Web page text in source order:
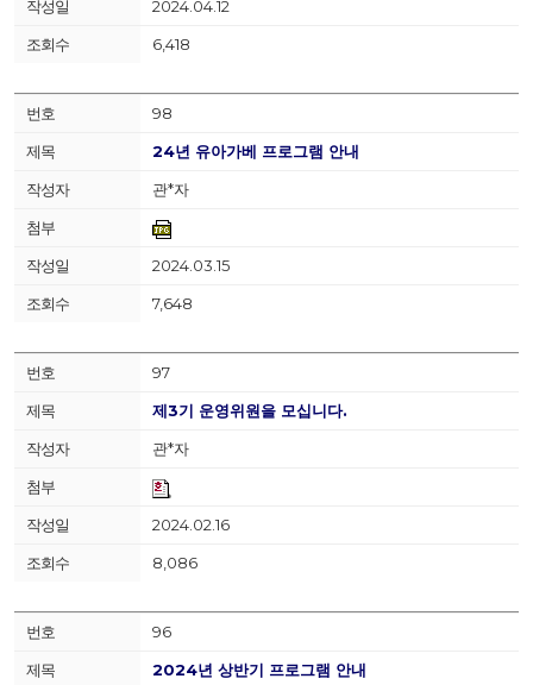
2024.04.12
6,418
98
24년 유아가베 프로그램 안내
관*자
2024.03.15
7,648
97
제3기 운영위원을 모십니다.
관*자
2024.02.16
8,086
96
2024년 상반기 프로그램 안내